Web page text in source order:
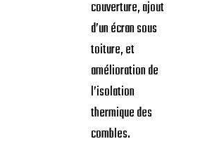
couverture, ajout
d’un écran sous
toiture, et
amélioration de
l’isolation
thermique des
combles.